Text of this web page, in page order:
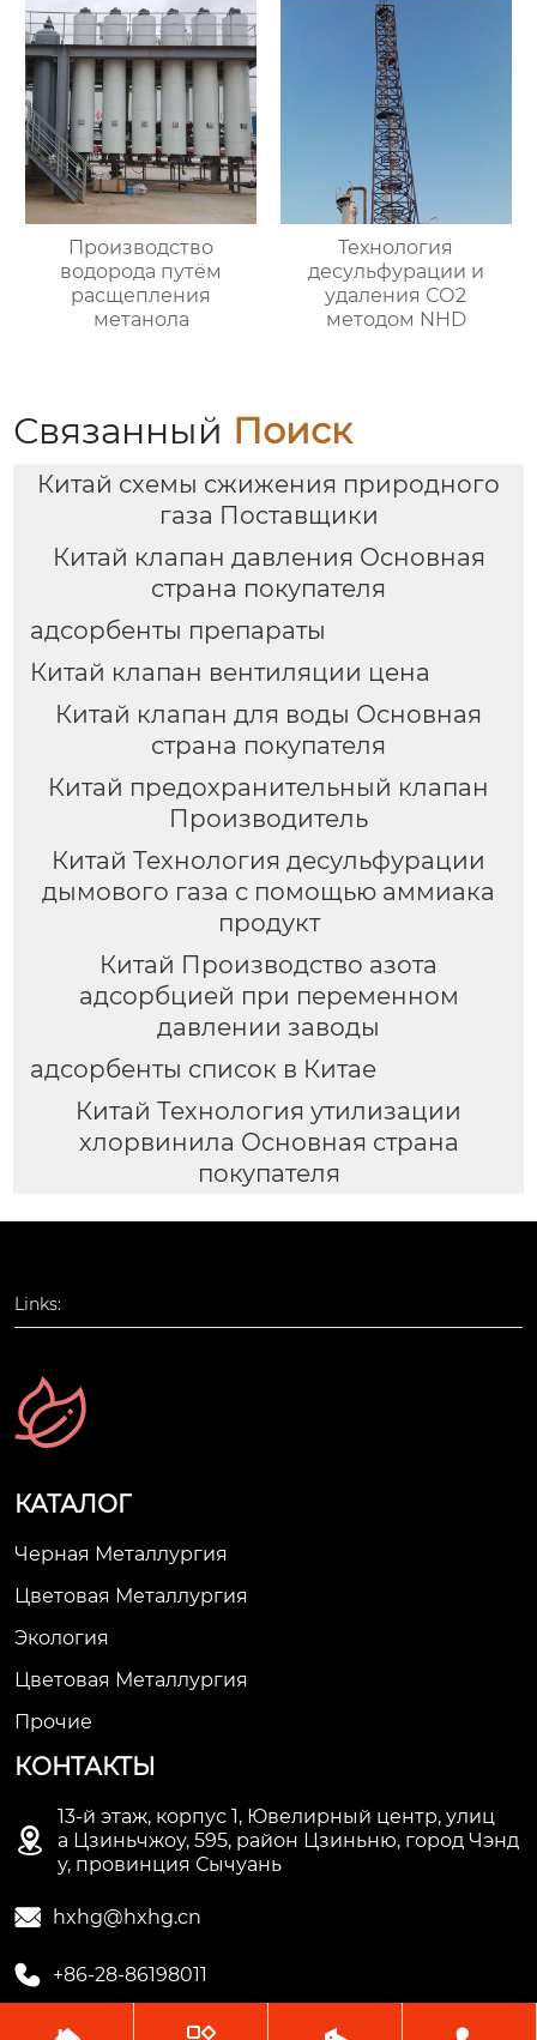
Производство
водорода путём
расщепления
метанола
Технология
десульфурации и
удаления СО2
методом NHD
Связанный Поиск
Китай схемы сжижения природного
газа Поставщики
Китай клапан давления Основная
страна покупателя
адсорбенты препараты
Китай клапан вентиляции цена
Китай клапан для воды Основная
страна покупателя
Китай предохранительный клапан
Производитель
Китай Технология десульфурации
дымового газа с помощью аммиака
продукт
Китай Производство азота
адсорбцией при переменном
давлении заводы
адсорбенты список в Китае
Китай Технология утилизации
хлорвинила Основная страна
покупателя
Links:
КАТАЛОГ
Черная Металлургия
Цветовая Металлургия
Экология
Цветовая Металлургия
Прочие
КОНТАКТЫ

13-й этаж, корпус 1, Ювелирный центр, улиц
а Цзиньчжоу, 595, район Цзиньню, город Чэнд
у, провинция Сычуань
 hxhg@hxhg.cn
 +86-28-86198011